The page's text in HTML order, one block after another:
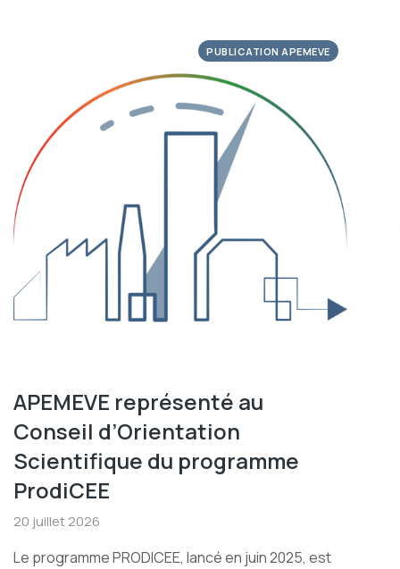
PUBLICATION APEMEVE
APEMEVE représenté au
Conseil d’Orientation
Scientifique du programme
ProdiCEE
20 juillet 2026
Le programme PRODICEE, lancé en juin 2025, est